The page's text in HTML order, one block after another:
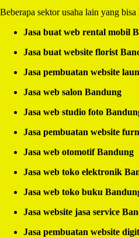
Beberapa sektor usaha lain yang
Jasa buat web rental mobil
Jasa buat website florist
Jasa pembuatan website
Jasa web salon Bandung
Jasa web studio foto
Jasa pembuatan website
Jasa web otomotif Bandung
Jasa web toko elektronik
Jasa web toko buku
Jasa website jasa service
Jasa pembuatan website